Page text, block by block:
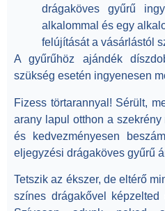
drágaköves gyűrű
alkalommal és egy
felújítását a vásárlástól
A gyűrűhöz ajándék
szükség esetén ingyenesen
Fizess törtarannyal! Sérült,
arany lapul otthon a
és kedvezményesen
eljegyzési drágaköves gyűrű
Tetszik az ékszer, de eltérő
színes drágakővel